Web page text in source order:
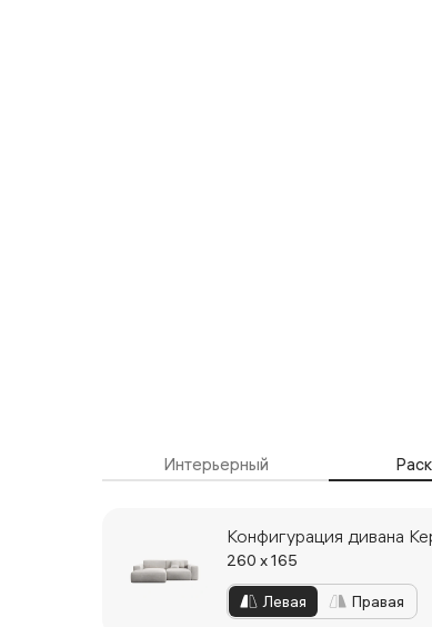
Интерьерный
Конфигурация дивана
260 x 165
Левая Правая